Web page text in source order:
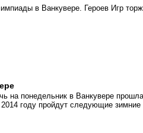
в Ванкувере. Героев Игр
на понедельник в Ванкувере
году пройдут следующие